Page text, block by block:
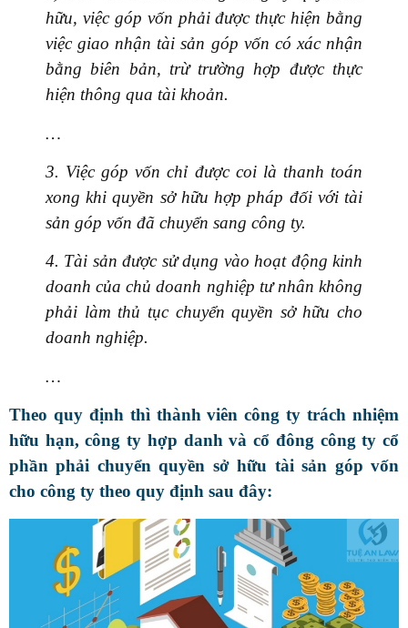
hữu, việc góp vốn phải được thực hiện bằng
việc giao nhận tài sản góp vốn có xác nhận
bằng biên bản, trừ trường hợp được thực
hiện thông qua tài khoản.
…
3. Việc góp vốn chỉ được coi là thanh toán
xong khi quyền sở hữu hợp pháp đối với tài
sản góp vốn đã chuyển sang công ty.
4. Tài sản được sử dụng vào hoạt động kinh
doanh của chủ doanh nghiệp tư nhân không
phải làm thủ tục chuyển quyền sở hữu cho
doanh nghiệp.
…
Theo quy định thì thành viên công ty trách nhiệm
hữu hạn, công ty hợp danh và cổ đông công ty cổ
phần phải chuyển quyền sở hữu tài sản góp vốn
cho công ty theo quy định sau đây: